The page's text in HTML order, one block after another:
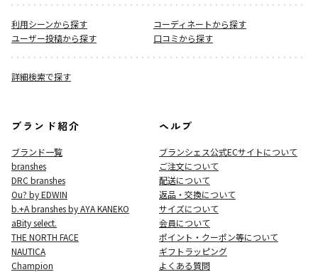
利用シーンから探す
コーディネートから探す
ユーザー投稿から探す
口コミから探す
詳細検索で探す
ブランド紹介
ブランド一覧
branshes
DRC branshes
Ou? by EDWIN
b.+A branshes by AYA KANEKO
aBity select.
THE NORTH FACE
NAUTICA
Champion
ヘルプ
ブランシェス公式ECサイトについて
ご注文について
配送について
返品・交換について
サイズについて
会員について
ポイント・クーポン等について
ギフトラッピング
よくある質問